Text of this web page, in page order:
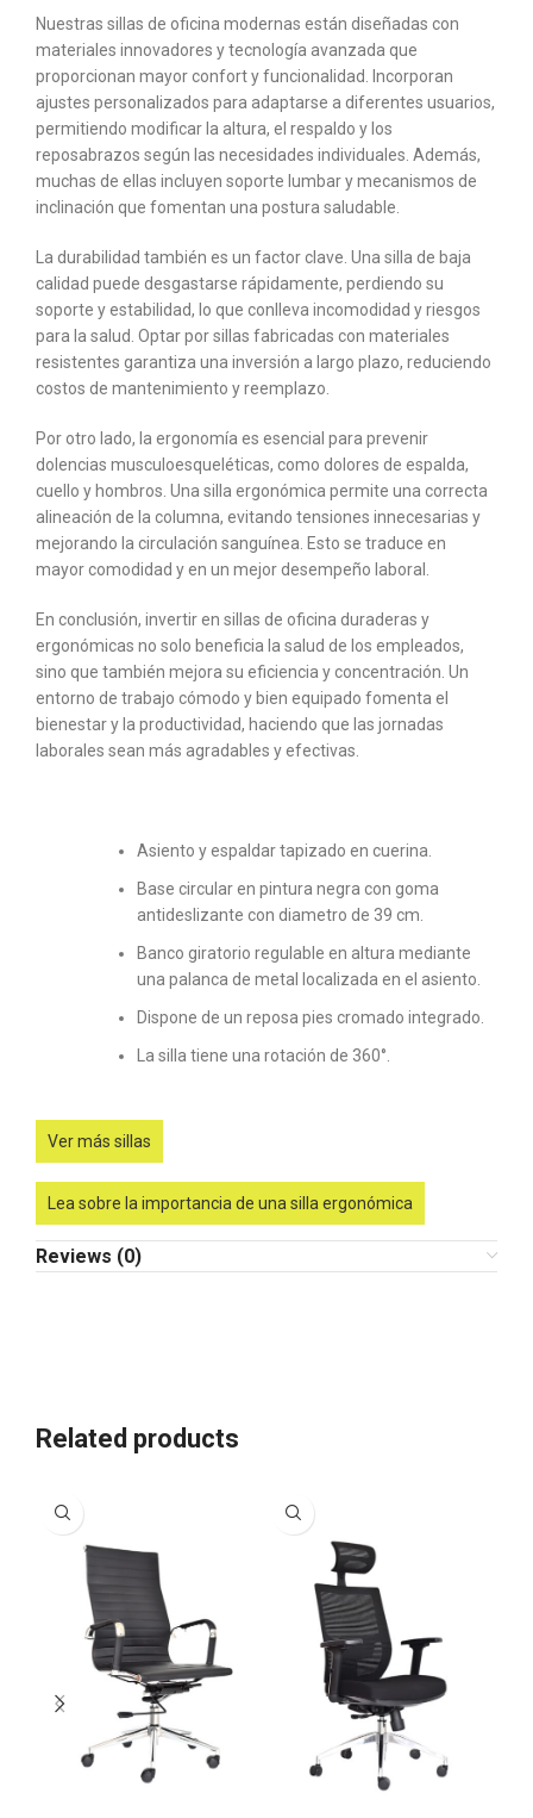
Nuestras sillas de oficina modernas están diseñadas con
materiales innovadores y tecnología avanzada que
proporcionan mayor confort y funcionalidad. Incorporan
ajustes personalizados para adaptarse a diferentes usuarios,
permitiendo modificar la altura, el respaldo y los
reposabrazos según las necesidades individuales. Además,
muchas de ellas incluyen soporte lumbar y mecanismos de
inclinación que fomentan una postura saludable.
La durabilidad también es un factor clave. Una silla de baja
calidad puede desgastarse rápidamente, perdiendo su
soporte y estabilidad, lo que conlleva incomodidad y riesgos
para la salud. Optar por sillas fabricadas con materiales
resistentes garantiza una inversión a largo plazo, reduciendo
costos de mantenimiento y reemplazo.
Por otro lado, la ergonomía es esencial para prevenir
dolencias musculoesqueléticas, como dolores de espalda,
cuello y hombros. Una silla ergonómica permite una correcta
alineación de la columna, evitando tensiones innecesarias y
mejorando la circulación sanguínea. Esto se traduce en
mayor comodidad y en un mejor desempeño laboral.
En conclusión, invertir en sillas de oficina duraderas y
ergonómicas no solo beneficia la salud de los empleados,
sino que también mejora su eficiencia y concentración. Un
entorno de trabajo cómodo y bien equipado fomenta el
bienestar y la productividad, haciendo que las jornadas
laborales sean más agradables y efectivas.
Asiento y espaldar tapizado en cuerina.
Base circular en pintura negra con goma
antideslizante con diametro de 39 cm.
Banco giratorio regulable en altura mediante
una palanca de metal localizada en el asiento.
Dispone de un reposa pies cromado integrado.
La silla tiene una rotación de 360°.
Ver más sillas
Lea sobre la importancia de una silla ergonómica
Reviews (0)
Related products